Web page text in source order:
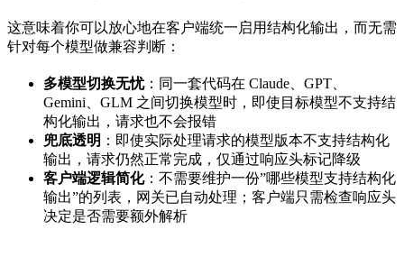
这意味着你可以放心地在客户端统一启用结构化输出，而无需
针对每个模型做兼容判断：
多模型切换无忧：同一套代码在 Claude、GPT、
Gemini、GLM 之间切换模型时，即使目标模型不支持结
构化输出，请求也不会报错
兜底透明 ：即使实际处理请求的模型版本不支持结构化
输出，请求仍然正常完成，仅通过响应头标记降级
客户端逻辑简化：不需要维护一份”哪些模型支持结构化
输出”的列表，网关已自动处理；客户端只需检查响应头
决定是否需要额外解析